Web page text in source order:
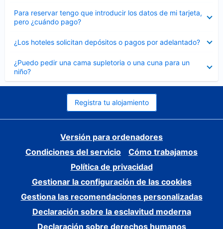
Para reservar tengo que introducir los datos de mi tarjeta,
pero ¿cuándo pago?
cerrado
¿Los hoteles solicitan depósitos o pagos por adelantado?
cerrado
¿Puedo pedir una cama supletoria o una cuna para un
niño?
cerrado
Registra tu alojamiento
Versión para ordenadores
Condiciones del servicio
Cómo trabajamos
Política de privacidad
Gestionar la configuración de las cookies
Gestiona las recomendaciones personalizadas
Declaración sobre la esclavitud moderna
Declaración sobre derechos humanos